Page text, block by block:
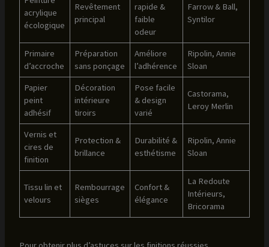
acrylique
écologique
Revêtement
principal
rapide &
faible
odeur
Farrow & Ball,
Syntilor
Primaire
d’accroche
Préparation
sans ponçage
Améliore
l’adhérence
Ripolin, Annie
Sloan
Papier
peint
adhésif
Décoration
intérieure
tiroirs
Pose facile
& design
varié
Castorama,
Leroy Merlin
Vernis et
cires de
finition
Protection &
brillance
Durabilité &
esthétisme
Ripolin, Annie
Sloan
Tissu lin et
velours
Rembourrage
sièges
Confort &
élégance
La Redoute
Intérieurs,
Bricorama